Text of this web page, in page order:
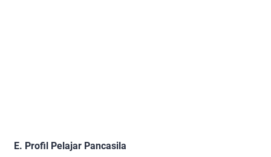
E. Profil Pelajar Pancasila